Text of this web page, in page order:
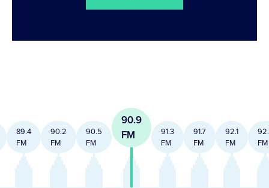
89.4
FM
90.2
FM
90.5
FM
90.9
FM
91.3
FM
91.7
FM
92.1
FM
FM